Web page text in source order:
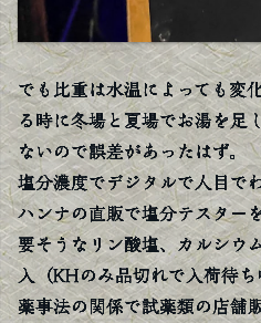
でも比重は水温によっても変
る時に冬場と夏場でお湯を足
ないので誤差があったはず。
塩分濃度でデジタルで人目で
ハンナの直販で塩分テスター
要そうなリン酸塩、カルシウ
入（KHのみ品切れで入荷待ち
薬事法の関係で試薬類の店舗